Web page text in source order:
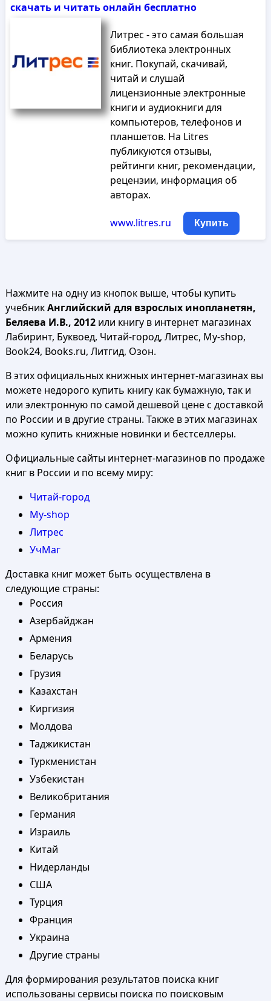
скачать и читать онлайн бесплатно
Литрес - это самая большая
библиотека электронных
книг. Покупай, скачивай,
читай и слушай
лицензионные электронные
книги и аудиокниги для
компьютеров, телефонов и
планшетов. На Litres
публикуются отзывы,
рейтинги книг, рекомендации,
рецензии, информация об
авторах.
www.litres.ru Купить
Нажмите на одну из кнопок выше, чтобы купить
учебникАнглийский для взрослых инопланетян,
Беляева И.В., 2012или книгу в интернет магазинах
Лабиринт, Буквоед, Читай-город, Литрес, My-shop,
Book24, Books.ru, Литгид, Озон.
В этих официальных книжных интернет-магазинах вы
можете недорого купить книгу как бумажную, так и
или электронную по самой дешевой цене с доставкой
по России и в другие страны. Также в этих магазинах
можно купить книжные новинки и бестселлеры.
Официальные сайты интернет-магазинов по продаже
книг в России и по всему миру:
Читай-город
My-shop
Литрес
УчМаг
Доставка книг может быть осуществлена в
следующие страны:
Россия
Азербайджан
Армения
Беларусь
Грузия
Казахстан
Киргизия
Молдова
Таджикистан
Туркменистан
Узбекистан
Великобритания
Германия
Израиль
Китай
Нидерланды
США
Турция
Франция
Украина
Другие страны
Для формирования результатов поиска книг
использованы сервисы поиска по поисковым